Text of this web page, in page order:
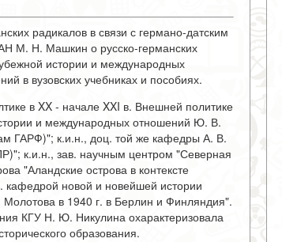
радикалов в связи с германо-датским
М. Н. Машкин о русско-германских
истории и международных
в вузовских учебниках и пособиях.
в XX - начале XXI в. Внешней политике
и международных отношений Ю. В.
ГАРФ)"; к.и.н., доц. той же кафедры А. В.
к.и.н., зав. научным центром "Северная
"Аландские острова в контексте
кафедрой новой и новейшей истории
в 1940 г. в Берлин и Финляндия".
КГУ Н. Ю. Никулина охарактеризовала
образования.